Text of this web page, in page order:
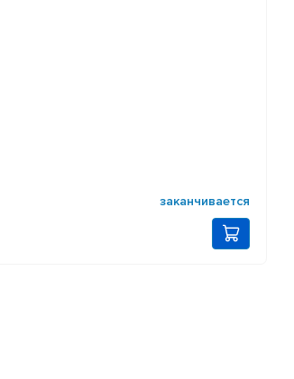
заканчивается